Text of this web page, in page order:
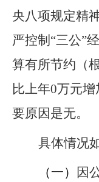
央八项规定精
严控制“三公”
算有所节约（
比上年0万元
要原因是无。
具体情况
（一）
因